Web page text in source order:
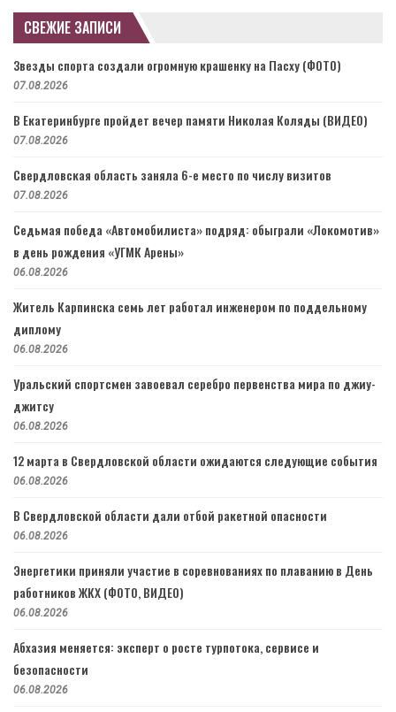
СВЕЖИЕ ЗАПИСИ
Звезды спорта создали огромную крашенку на Пасху (ФОТО)
07.08.2026
В Екатеринбурге пройдет вечер памяти Николая Коляды (ВИДЕО)
07.08.2026
Свердловская область заняла 6-е место по числу визитов
07.08.2026
Седьмая победа «Автомобилиста» подряд: обыграли «Локомотив»
в день рождения «УГМК Арены»
06.08.2026
Житель Карпинска семь лет работал инженером по поддельному
диплому
06.08.2026
Уральский спортсмен завоевал серебро первенства мира по джиу-
джитсу
06.08.2026
12 марта в Свердловской области ожидаются следующие события
06.08.2026
В Свердловской области дали отбой ракетной опасности
06.08.2026
Энергетики приняли участие в соревнованиях по плаванию в День
работников ЖКХ (ФОТО, ВИДЕО)
06.08.2026
Абхазия меняется: эксперт о росте турпотока, сервисе и
безопасности
06.08.2026